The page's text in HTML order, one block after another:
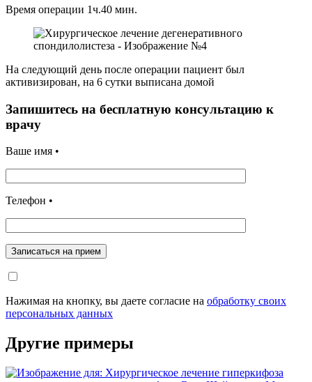
Время операции 1ч.40 мин.
На следующий день после операции пациент был
активизирован, на 6 сутки выписана домой
Запишитесь на бесплатную консультацию к
врачу
Ваше имя •
Телефон •
Записаться на прием
Нажимая на кнопку, вы даете согласие на обработку своих
персональных данных
Другие примеры